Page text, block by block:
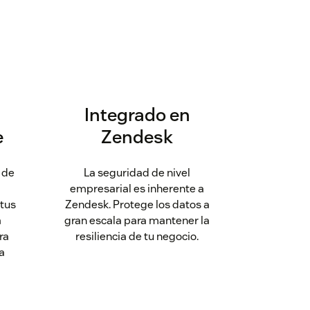
Integrado en
Zendesk
La seguridad de nivel
empresarial es inherente a
Zendesk. Protege los datos a
gran escala para mantener la
resiliencia de tu negocio.